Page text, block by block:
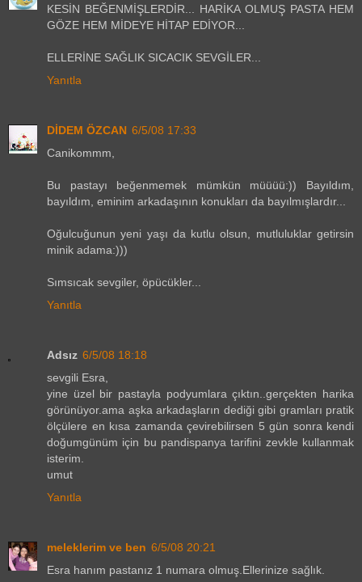
KESİN BEĞENMİŞLERDİR... HARİKA OLMUŞ PASTA HEM
GÖZE HEM MİDEYE HİTAP EDİYOR...
ELLERİNE SAĞLIK SICACIK SEVGİLER...
Yanıtla
DİDEM ÖZCAN 6/5/08 17:33
Canikommm,
Bu pastayı beğenmemek mümkün müüüü:)) Bayıldım,
bayıldım, eminim arkadaşının konukları da bayılmışlardır...
Oğulcuğunun yeni yaşı da kutlu olsun, mutluluklar getirsin
minik adama:)))
Sımsıcak sevgiler, öpücükler...
Yanıtla
Adsız 6/5/08 18:18
sevgili Esra,
yine üzel bir pastayla podyumlara çıktın..gerçekten harika
görünüyor.ama aşka arkadaşların dediği gibi gramları pratik
ölçülere en kısa zamanda çevirebilirsen 5 gün sonra kendi
doğumgünüm için bu pandispanya tarifini zevkle kullanmak
isterim.
umut
Yanıtla
meleklerim ve ben 6/5/08 20:21
Esra hanım pastanız 1 numara olmuş.Ellerinize sağlık.